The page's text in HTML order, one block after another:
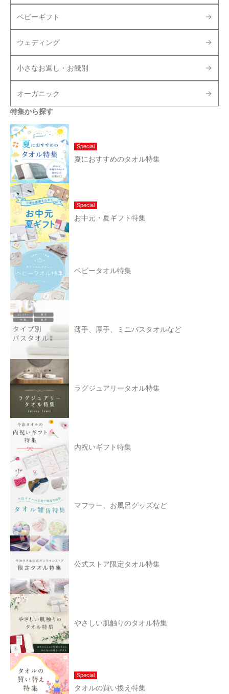
ベビーギフト
ウェディング
小さなお返し・お餞別
オーガニック
特集から探す
Special
夏におすすめのタオル特集
Special
お中元・夏ギフト特集
ベビータオル特集
薄手、厚手、ミニバスタオルなど
ラグジュアリータオル特集
内祝いギフト特集
マフラー、お風呂グッズなど
公式ストア限定タオル特集
やさしい肌触りのタオル特集
Special
タオルの買い換え特集